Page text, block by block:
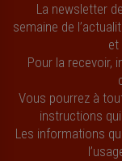
La newsletter
semaine de
et
Pour la recevoir,
Vous pourrez à
instructions
Les informations